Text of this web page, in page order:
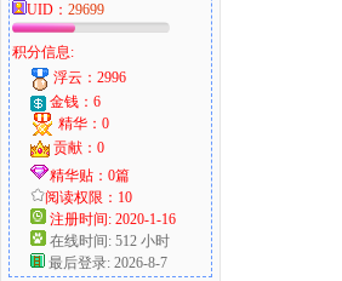
UID： 29699
积分信息:
浮云：2996
金钱：6
精华：0
贡献：0
精华贴：0篇
阅读权限：10
注册时间: 2020-1-16
在线时间: 512 小时
最后登录: 2026-8-7